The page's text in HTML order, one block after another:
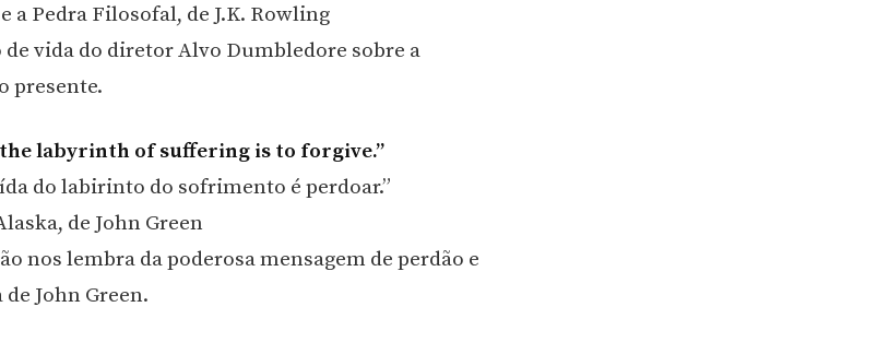
a Pedra Filosofal, de J.K. Rowling
de vida do diretor Alvo Dumbledore sobre a
presente.
labyrinth of suffering is to forgive.”
do labirinto do sofrimento é perdoar.”
de John Green
nos lembra da poderosa mensagem de perdão e
John Green.